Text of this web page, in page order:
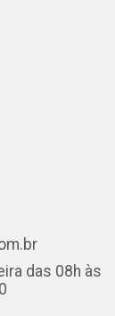
das 08h às